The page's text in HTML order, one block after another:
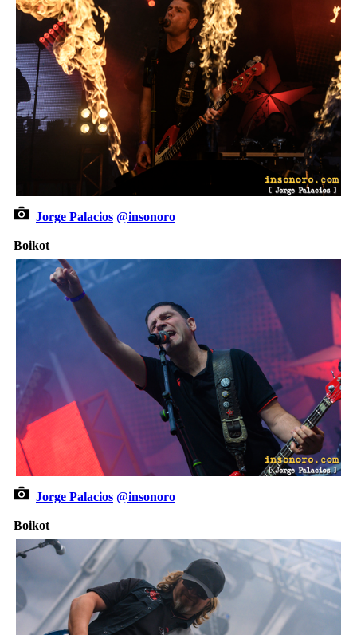
Jorge Palacios @insonoro
Boikot
Jorge Palacios @insonoro
Boikot